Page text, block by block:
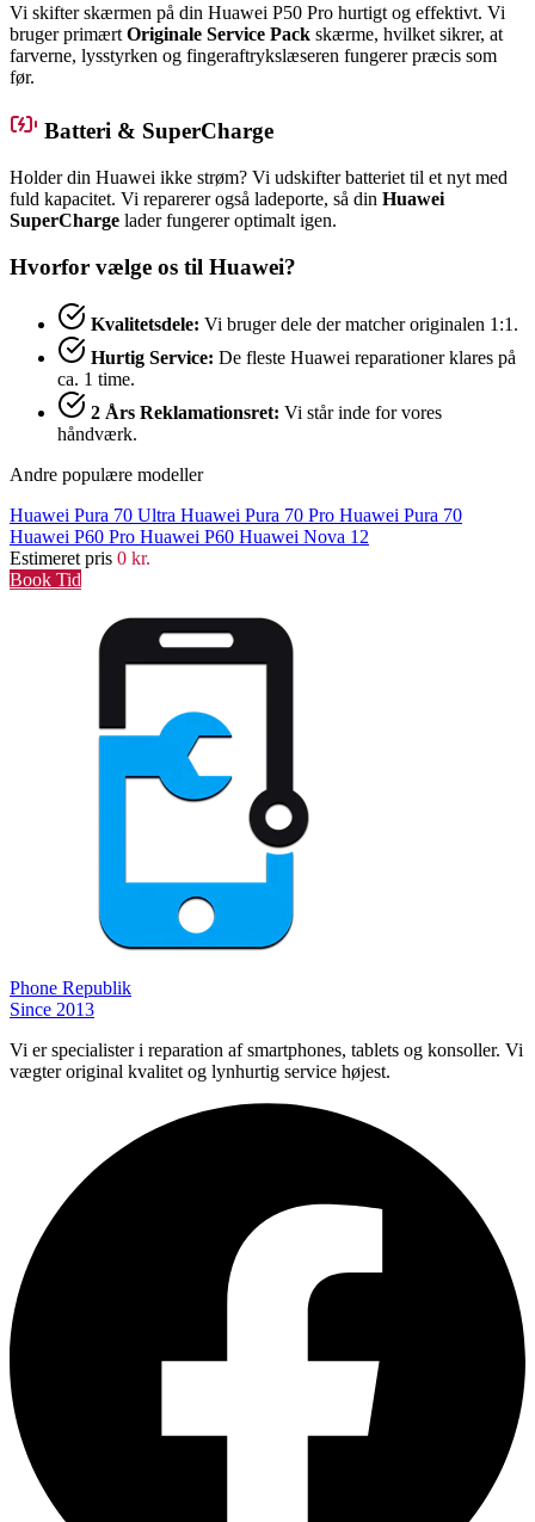
Vi skifter skærmen på din Huawei P50 Pro hurtigt og effektivt. Vi
bruger primært Originale Service Pack skærme, hvilket sikrer, at
farverne, lysstyrken og fingeraftrykslæseren fungerer præcis som
før.
Batteri & SuperCharge
Holder din Huawei ikke strøm? Vi udskifter batteriet til et nyt med
fuld kapacitet. Vi reparerer også ladeporte, så din Huawei
SuperCharge lader fungerer optimalt igen.
Hvorfor vælge os til Huawei?
Kvalitetsdele: Vi bruger dele der matcher originalen 1:1.
Hurtig Service: De fleste Huawei reparationer klares på
ca. 1 time.
2 Års Reklamationsret: Vi står inde for vores
håndværk.
Andre populære modeller
Huawei Pura 70 Ultra Huawei Pura 70 Pro Huawei Pura 70
Huawei P60 Pro Huawei P60 Huawei Nova 12
Estimeret pris 0 kr.
Book Tid
Phone Republik
Since 2013
Vi er specialister i reparation af smartphones, tablets og konsoller. Vi
vægter original kvalitet og lynhurtig service højest.